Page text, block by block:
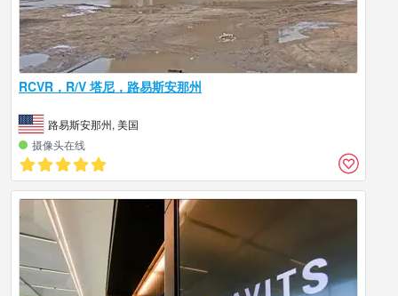
RCVR，R/V 塔尼，路易斯安那州
路易斯安那州, 美国
摄像头在线